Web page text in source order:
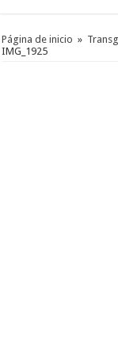
Página de inicio »
IMG_1925